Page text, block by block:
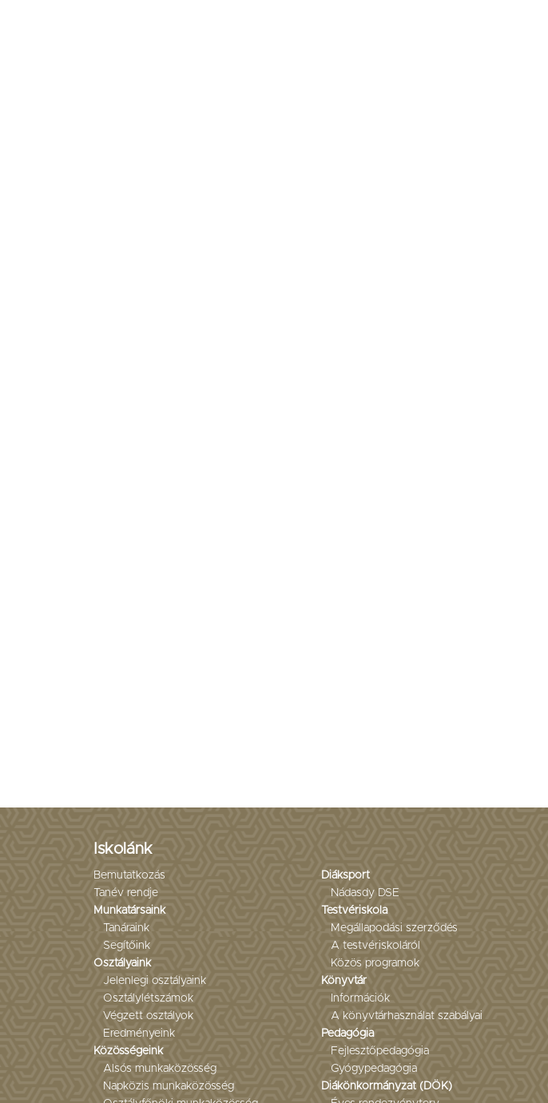
Iskolánk
Bemutatkozás
Tanév rendje
Munkatársaink
Tanáraink
Segítőink
Osztályaink
Jelenlegi osztályaink
Osztálylétszámok
Végzett osztályok
Eredményeink
Közösségeink
Alsós munkaközösség
Napközis munkaközösség
Diáksport
Nádasdy DSE
Testvériskola
Megállapodási szerződés
A testvériskoláról
Közös programok
Könyvtár
Információk
A könyvtárhasználat szabályai
Pedagógia
Fejlesztőpedagógia
Gyógypedagógia
Diákönkormányzat (DÖK)